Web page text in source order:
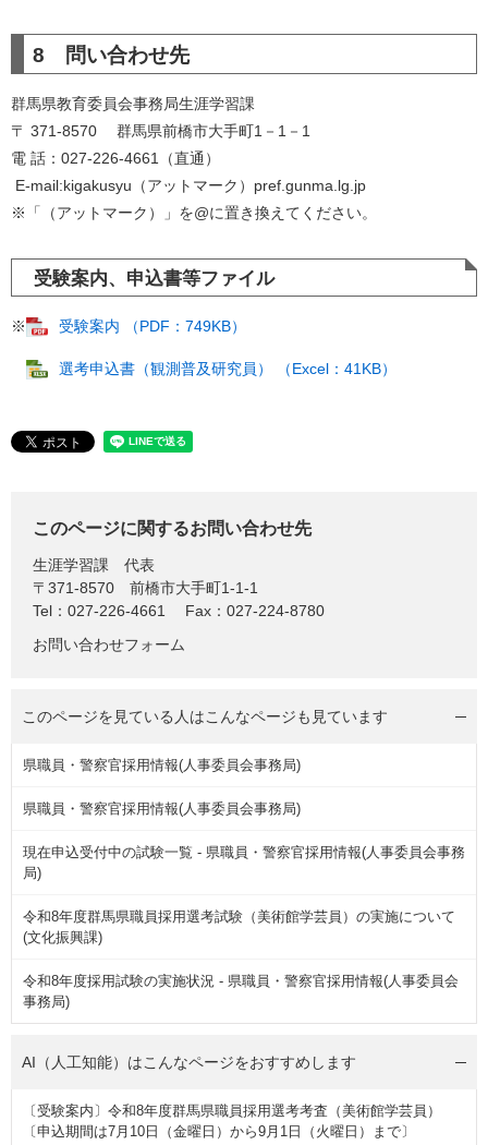
8 問い合わせ先
​群馬県教育委員会事務局生涯学習課
〒 371-8570 群馬県前橋市大手町1－1－1
電 話：027-226-4661（直通）
E-mail:kigakusyu（アットマーク）pref.gunma.lg.jp
​※「（アットマーク）」を@に置き換えてください。​
受験案内、申込書等ファイル
※ 受験案内 （PDF：749KB）
選考申込書（観測普及研究員） （Excel：41KB）
このページに関するお問い合わせ先
生涯学習課
代表
〒371-8570
前橋市大手町1-1-1
Tel：027-226-4661
Fax：027-224-8780
お問い合わせフォーム
このページを見ている人はこんなページも見ています
県職員・警察官採用情報(人事委員会事務局)
県職員・警察官採用情報(人事委員会事務局)
現在申込受付中の試験一覧 - 県職員・警察官採用情報(人事委員会事務
局)
令和8年度群馬県職員採用選考試験（美術館学芸員）の実施について
(文化振興課)
令和8年度採用試験の実施状況 - 県職員・警察官採用情報(人事委員会
事務局)
AI（人工知能）はこんなページをおすすめします
〔受験案内〕令和8年度群馬県職員採用選考考査（美術館学芸員）
〔申込期間は7月10日（金曜日）から9月1日（火曜日）まで〕